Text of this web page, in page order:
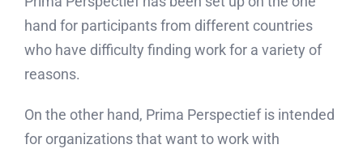
hand for participants from different countries
who have difficulty finding work for a variety of
reasons.
On the other hand, Prima Perspectief is intended
for organizations that want to work with